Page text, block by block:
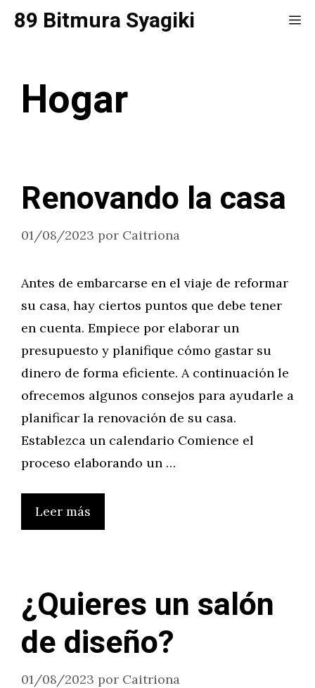
Saltar
89 Bitmura Syagiki
Hogar
Renovando la casa
01/08/2023 por Caitriona
Antes de embarcarse en el viaje de reformar
su casa, hay ciertos puntos que debe tener
en cuenta. Empiece por elaborar un
presupuesto y planifique cómo gastar su
dinero de forma eficiente. A continuación le
ofrecemos algunos consejos para ayudarle a
planificar la renovación de su casa.
Establezca un calendario Comience el
proceso elaborando un …
Leer más
¿Quieres un salón
de diseño?
01/08/2023 por Caitriona